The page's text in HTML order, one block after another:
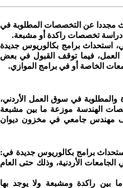
مجددا عن التخصصات المطلوبة في
دراسة تخصصات راكدة أو مشبعة.
استحداث برامج بكالوريوس جديدة
فيما توقف القبول في بعض
الخاصة أو في برامج الموازي.
في سوق العمل الأردني،
الهندسة موزعة ما بين مشبعة
ولا يوجد ما هو مطلوب، إضافة إلى أنه يوجد 61 ألف مهندس جامعي في مخزون ديوان
برامج بكالوريوس جديدة في:
الأردنية، وذلك حتى العام
بين راكدة ومشبعة ولا يوجد بها